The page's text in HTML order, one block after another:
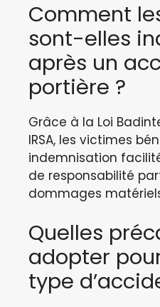
Comment
sont-elles
après un
portière ?
Grâce à la Loi
IRSA, les victimes
indemnisation
de responsabilité
dommages
Quelles
adopter
type